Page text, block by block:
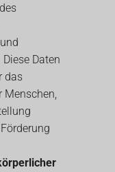
Daten
das